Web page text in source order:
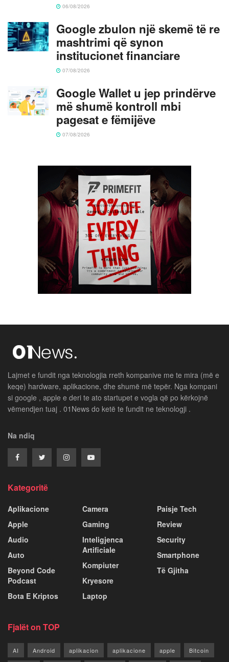
06/08/2026
Google zbulon një skemë të re
mashtrimi që synon
institucionet financiare
07/08/2026
Google Wallet u jep prindërve
më shumë kontroll mbi
pagesat e fëmijëve
07/08/2026
Lajmet e fundit nga teknologjia rreth kompanive me te mira (më e
keqe) hardware, aplikacione, dhe shumë më tepër. Nga kompani
si google , apple e deri te ato startupet e vogla që po kërkojnë
vëmendjen tuaj . 01News do ketë te fundit ne teknologji .
Na ndiq
Kategoritë
Aplikacione
Apple
Audio
Auto
Beyond Code
Podcast
Bota E Kriptos
Camera
Gaming
Inteligjenca
Artificiale
Kompiuter
Kryesore
Laptop
Paisje Tech
Review
Security
Smartphone
Të Gjitha
Fjalët on TOP
AI Android aplikacion aplikacione apple Bitcoin